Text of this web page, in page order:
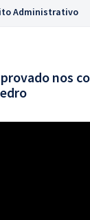
Administrativo
nos